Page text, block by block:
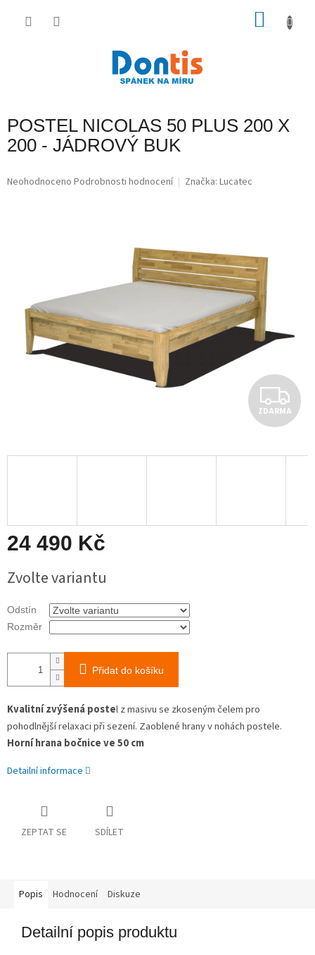
POSTEL NICOLAS 50 PLUS 200 X
200 - JÁDROVÝ BUK
Průměrné
Neohodnoceno Podrobnosti hodnocení Značka: Lucatec
Z
D
A
ZDARMA
24 490 Kč
cena:
Zvolte variantu
Odstín
Rozměr
Přidat do košíku
Kvalitní zvýšená postel z masivu se zkoseným čelem pro
pohodlnější relaxaci při sezení. Zaoblené hrany v nohách postele.
Horní hrana bočnice ve 50 cm
Detailní informace
ZEPTAT SE SDÍLET
Popis Hodnocení Diskuze
Detailní popis produktu